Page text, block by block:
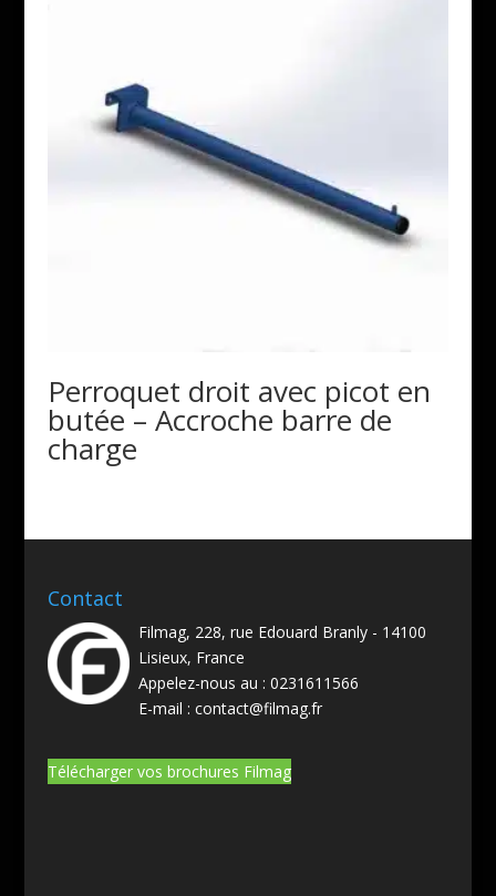
Perroquet droit avec picot en
butée – Accroche barre de
charge
Contact
Filmag, 228, rue Edouard Branly - 14100
Lisieux, France
Appelez-nous au : 0231611566
E-mail : contact@filmag.fr
Télécharger vos brochures Filmag